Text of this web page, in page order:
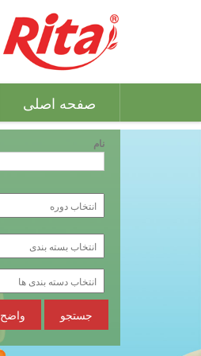
صفحه اصلی
نام
جستجو واضح